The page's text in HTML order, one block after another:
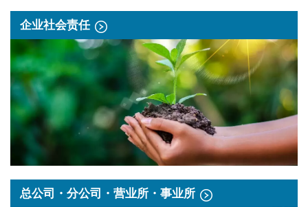
企业社会责任
总公司・分公司・营业所・事业所